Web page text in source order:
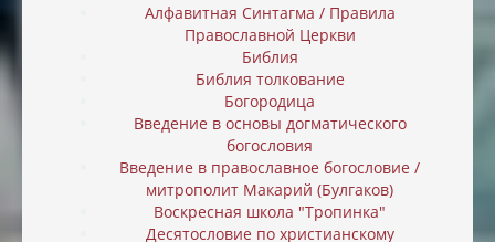
Алфавитная Синтагма / Правила
Православной Церкви
Библия
Библия толкование
Богородица
Введение в основы догматического
богословия
Введение в православное богословие /
митрополит Макарий (Булгаков)
Воскресная школа "Тропинка"
Десятословие по христианскому